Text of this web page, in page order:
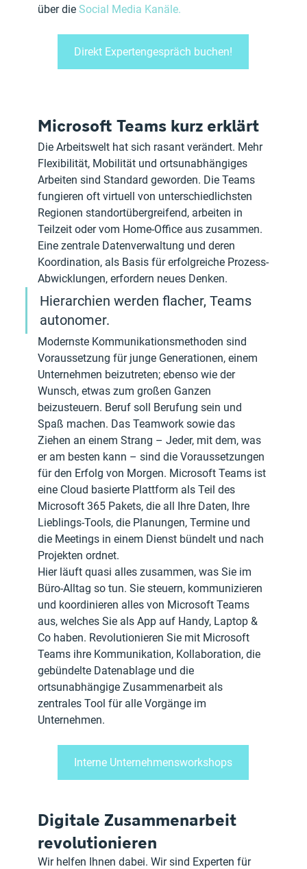
über die Social Media Kanäle.
Direkt Expertengespräch buchen!
Microsoft Teams kurz erklärt
Die Arbeitswelt hat sich rasant verändert. Mehr
Flexibilität, Mobilität und ortsunabhängiges
Arbeiten sind Standard geworden. Die Teams
fungieren oft virtuell von unterschiedlichsten
Regionen standortübergreifend, arbeiten in
Teilzeit oder vom Home-Office aus zusammen.
Eine zentrale Datenverwaltung und deren
Koordination, als Basis für erfolgreiche Prozess-
Abwicklungen, erfordern neues Denken.
Hierarchien werden flacher, Teams
autonomer.
Modernste Kommunikationsmethoden sind
Voraussetzung für junge Generationen, einem
Unternehmen beizutreten; ebenso wie der
Wunsch, etwas zum großen Ganzen
beizusteuern. Beruf soll Berufung sein und
Spaß machen. Das Teamwork sowie das
Ziehen an einem Strang – Jeder, mit dem, was
er am besten kann – sind die Voraussetzungen
für den Erfolg von Morgen. Microsoft Teams ist
eine Cloud basierte Plattform als Teil des
Microsoft 365 Pakets, die all Ihre Daten, Ihre
Lieblings-Tools, die Planungen, Termine und
die Meetings in einem Dienst bündelt und nach
Projekten ordnet.
Hier läuft quasi alles zusammen, was Sie im
Büro-Alltag so tun. Sie steuern, kommunizieren
und koordinieren alles von Microsoft Teams
aus, welches Sie als App auf Handy, Laptop &
Co haben. Revolutionieren Sie mit Microsoft
Teams ihre Kommunikation, Kollaboration, die
gebündelte Datenablage und die
ortsunabhängige Zusammenarbeit als
zentrales Tool für alle Vorgänge im
Unternehmen.
Interne Unternehmensworkshops
Digitale Zusammenarbeit
revolutionieren
Wir helfen Ihnen dabei. Wir sind Experten für